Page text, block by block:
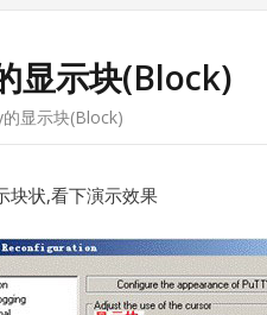
显示块(Block)
显示块(Block)
块状,看下演示效果